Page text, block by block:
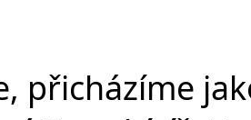
přicházíme